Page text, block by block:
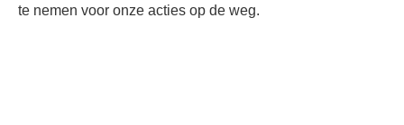
te nemen voor onze acties op de weg.